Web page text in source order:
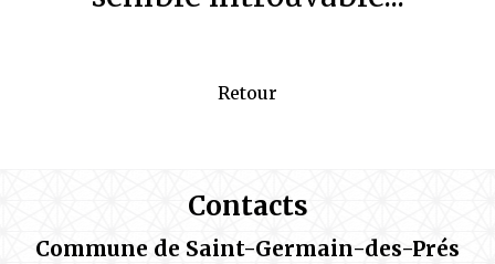
Retour
Contacts
Commune de Saint-Germain-des-Prés